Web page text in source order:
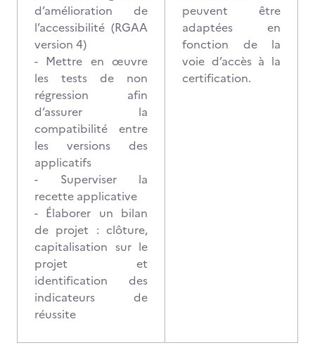
d’amélioration de
l’accessibilité (RGAA
version 4)
- Mettre en œuvre
les tests de non
régression afin
d’assurer la
compatibilité entre
les versions des
applicatifs
- Superviser la
recette applicative
- Élaborer un bilan
de projet : clôture,
capitalisation sur le
projet et
identification des
indicateurs de
réussite
peuvent être
adaptées en
fonction de la
voie d’accès à la
certification.